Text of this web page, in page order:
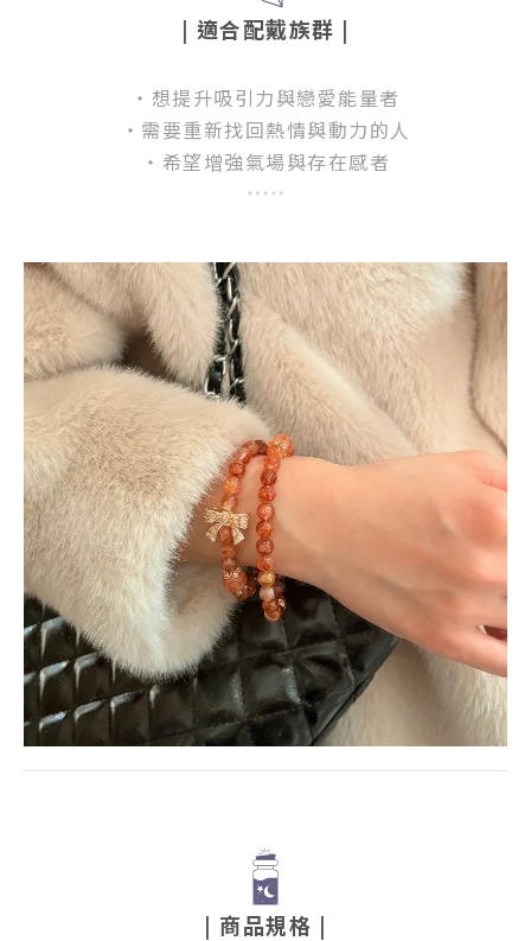
| 適合配戴族群 |
・想提升吸引力與戀愛能量者
・需要重新找回熱情與動力的人
・希望增強氣場與存在感者
| 商品規格 |